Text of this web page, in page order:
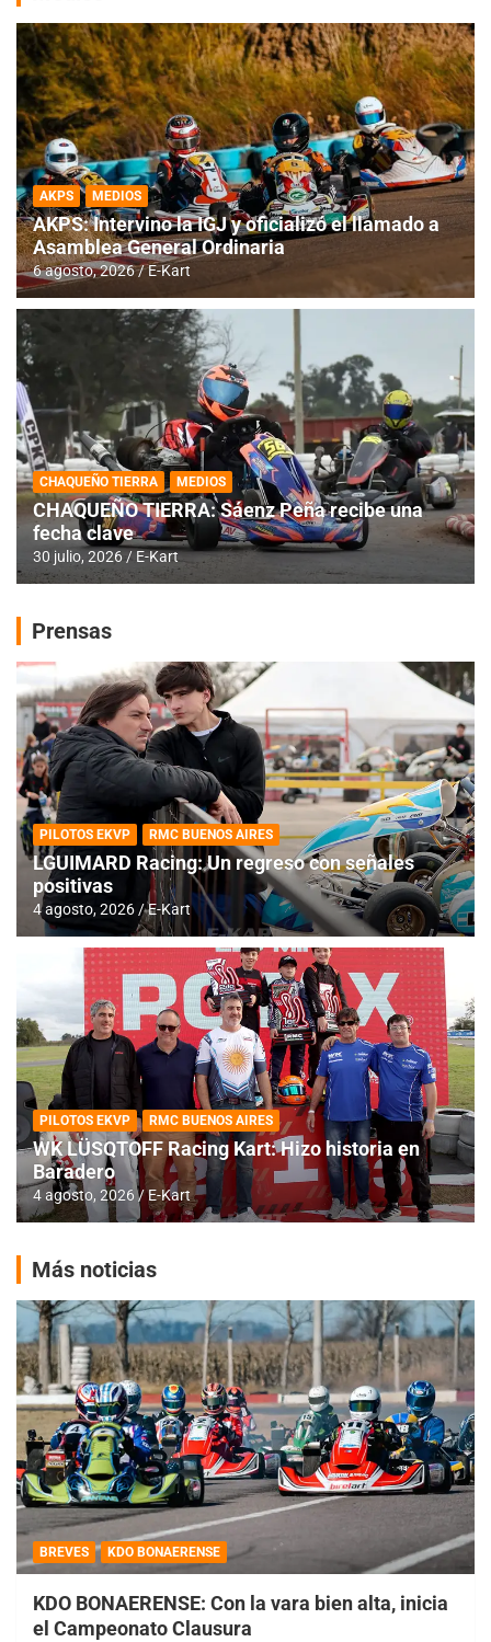
AKPS MEDIOS
AKPS: Intervino la IGJ y oficializó el llamado a
Asamblea General Ordinaria
6 agosto, 2026 E-Kart
CHAQUEÑO TIERRA MEDIOS
CHAQUEÑO TIERRA: Sáenz Peña recibe una
fecha clave
30 julio, 2026 E-Kart
Prensas
PILOTOS EKVP RMC BUENOS AIRES
LGUIMARD Racing: Un regreso con señales
positivas
4 agosto, 2026 E-Kart
PILOTOS EKVP RMC BUENOS AIRES
WK LÜSQTOFF Racing Kart: Hizo historia en
Baradero
4 agosto, 2026 E-Kart
Más noticias
BREVES KDO BONAERENSE
KDO BONAERENSE: Con la vara bien alta, inicia
el Campeonato Clausura